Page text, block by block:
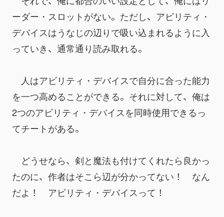
ーダー・スロットがない。ただし、アビリティ・
デバイスはうなじの辺りで吸い込まれるように入
っていき、通常通り読み取れる。
人はアビリティ・デバイスで自分に合った能力
を一つ高めることができる。それに対して、俺は
2つのアビリティ・デバイスを同時使用できるっ
てチートがある。
どうせなら、剣と魔法も付けてくれたら良かっ
たのに、作者はそこら辺が分かってない！　なん
だよ！　アビリティ・デバイスって！